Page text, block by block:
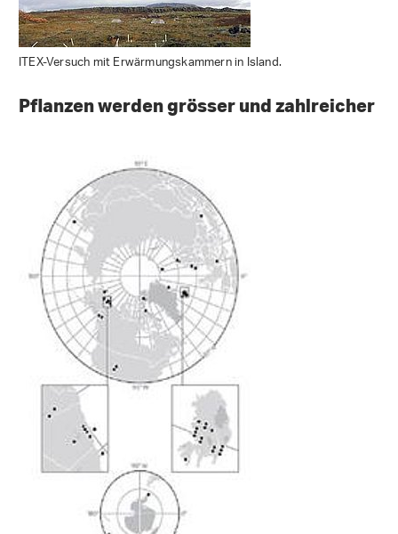
ITEX-Versuch mit Erwärmungskammern in Island.
Pflanzen werden grösser und zahlreicher